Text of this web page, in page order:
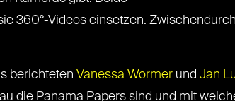
360°-Videos einsetzen.
berichteten Vanessa Wormerund Jan
die Panama Papers sind und mit